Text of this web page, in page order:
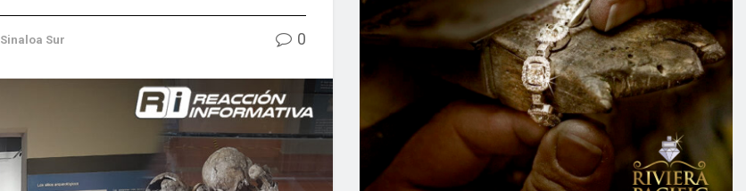
Sinaloa Sur 0